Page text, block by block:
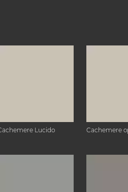
Lucido Cachemere